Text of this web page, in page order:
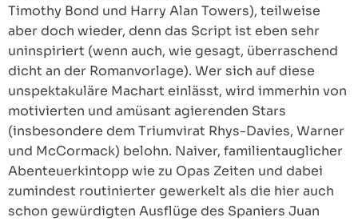
Timothy Bond und Harry Alan Towers), teilweise
aber doch wieder, denn das Script ist eben sehr
uninspiriert (wenn auch, wie gesagt, überraschend
dicht an der Romanvorlage). Wer sich auf diese
unspektakuläre Machart einlässt, wird immerhin von
motivierten und amüsant agierenden Stars
(insbesondere dem Triumvirat Rhys-Davies, Warner
und McCormack) belohn. Naiver, familientauglicher
Abenteuerkintopp wie zu Opas Zeiten und dabei
zumindest routinierter gewerkelt als die hier auch
schon gewürdigten Ausflüge des Spaniers Juan